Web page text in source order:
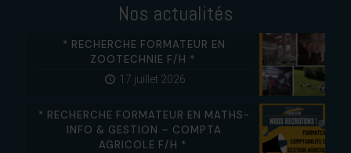
Nos actualités
* RECHERCHE FORMATEUR EN
ZOOTECHNIE F/H *
17 juillet 2026
* RECHERCHE FORMATEUR EN MATHS-
INFO & GESTION – COMPTA
AGRICOLE F/H *